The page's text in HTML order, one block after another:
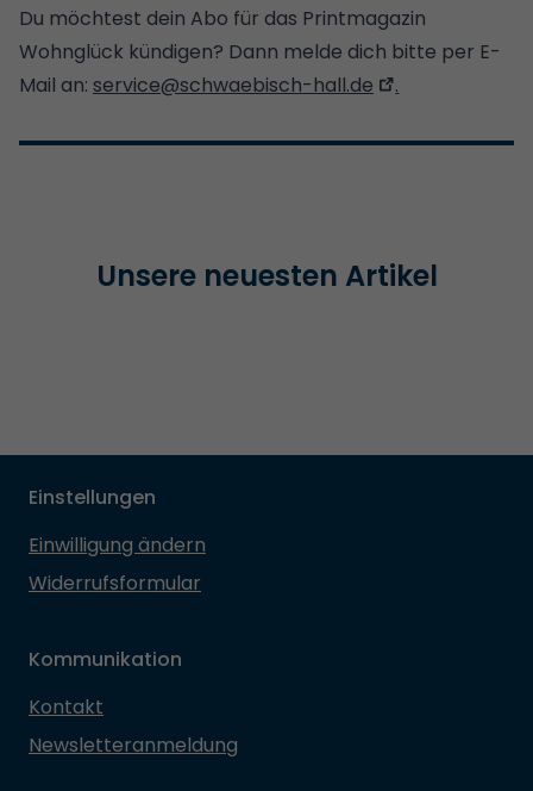
Du möchtest dein Abo für das Printmagazin
Wohnglück kündigen? Dann melde dich bitte per E-
Mail an: service@schwaebisch-hall.de .
Unsere neuesten Artikel
Einstellungen
Einwilligung ändern
Widerrufsformular
Kommunikation
Kontakt
Newsletteranmeldung